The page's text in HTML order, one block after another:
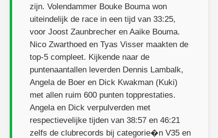
zijn. Volendammer Bouke Bouma won
uiteindelijk de race in een tijd van 33:25,
voor Joost Zaunbrecher en Aaike Bouma.
Nico Zwarthoed en Tyas Visser maakten de
top-5 compleet. Kijkende naar de
puntenaantallen leverden Dennis Lambalk,
Angela de Boer en Dick Kwakman (Kuki)
met allen ruim 600 punten topprestaties.
Angela en Dick verpulverden met
respectievelijke tijden van 38:57 en 46:21
zelfs de clubrecords bij categorie�n V35 en